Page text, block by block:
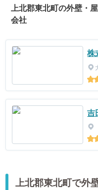
上北郡東北町の外壁・
会社
株
吉
上北郡東北町で外